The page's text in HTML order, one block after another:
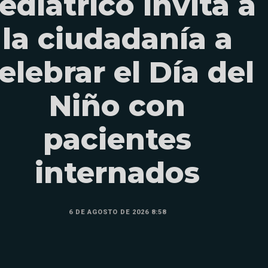
la ciudadanía a
el Día del
Niño con
pacientes
internados
6 DE AGOSTO DE 2026 8:58